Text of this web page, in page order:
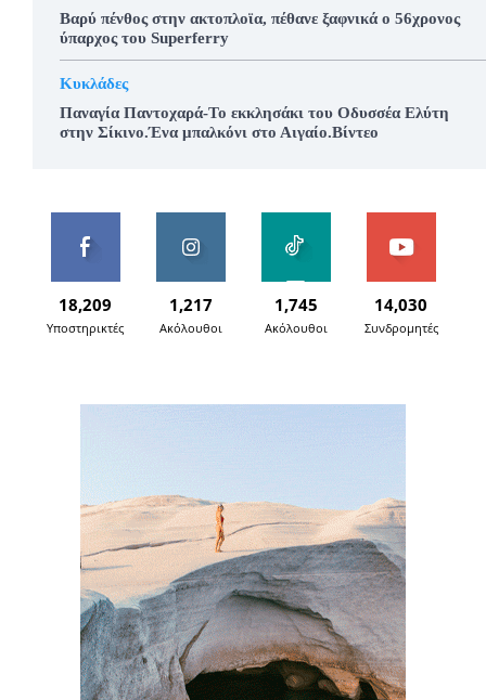
Βαρύ πένθος στην ακτοπλοϊα, πέθανε ξαφνικά ο 56χρονος
ύπαρχος του Superferry
Κυκλάδες
Παναγία Παντοχαρά-Το εκκλησάκι του Οδυσσέα Ελύτη
στην Σίκινο.Ένα μπαλκόνι στο Αιγαίο.Βίντεο
18,209
Υποστηρικτές
1,217
Ακόλουθοι
1,745
Ακόλουθοι
14,030
Συνδρομητές